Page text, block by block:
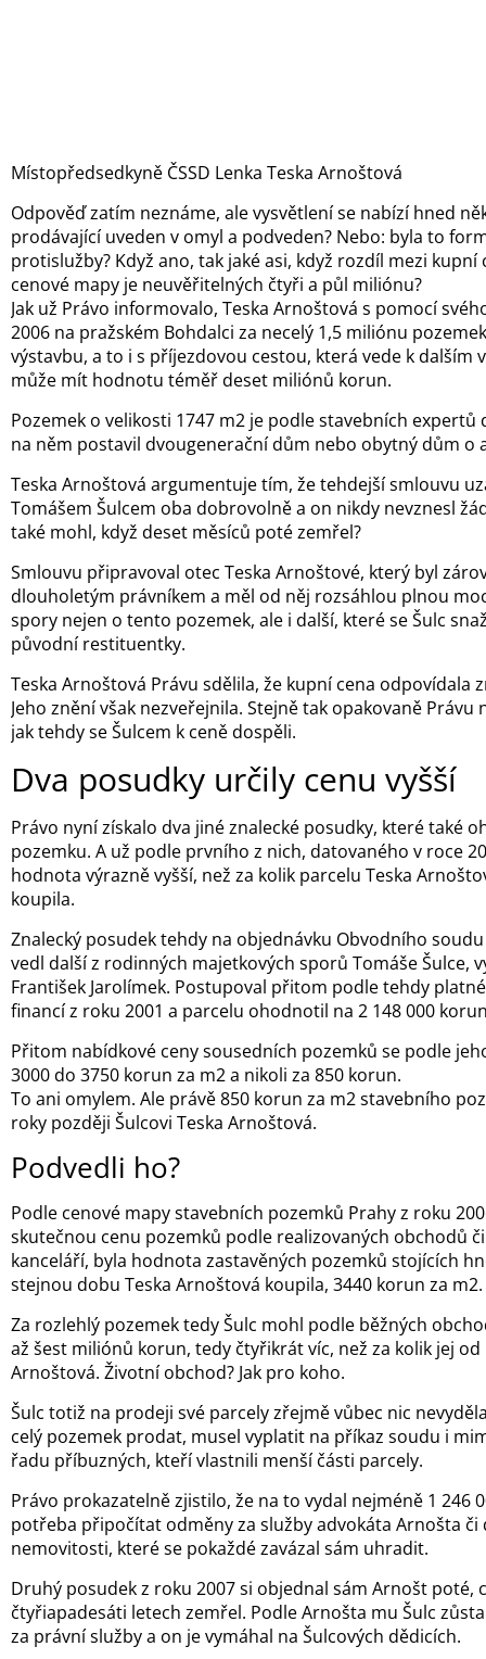
Místopředsedkyně ČSSD Lenka Teska Arnoštová
Odpověď zatím neznáme, ale vysvětlení se nabízí hned
prodávající uveden v omyl a podveden? Nebo: byla to
protislužby? Když ano, tak jaké asi, když rozdíl mezi
cenové mapy je neuvěřitelných čtyři a půl miliónu?
Jak už Právo informovalo, Teska Arnoštová s pomocí
2006 na pražském Bohdalci za necelý 1,5 miliónu
výstavbu, a to i s příjezdovou cestou, která vede k dalším
může mít hodnotu téměř deset miliónů korun.
Pozemek o velikosti 1747 m2 je podle stavebních expertů
na něm postavil dvougenerační dům nebo obytný dům o
Teska Arnoštová argumentuje tím, že tehdejší smlouvu
Tomášem Šulcem oba dobrovolně a on nikdy nevznesl
také mohl, když deset měsíců poté zemřel?
Smlouvu připravoval otec Teska Arnoštové, který byl
dlouholetým právníkem a měl od něj rozsáhlou plnou
spory nejen o tento pozemek, ale i další, které se Šulc
původní restituentky.
Teska Arnoštová Právu sdělila, že kupní cena odpovídala
Jeho znění však nezveřejnila. Stejně tak opakovaně
jak tehdy se Šulcem k ceně dospěli.
Dva posudky určily cenu vyšší
Právo nyní získalo dva jiné znalecké posudky, které také
pozemku. A už podle prvního z nich, datovaného v roce
hodnota výrazně vyšší, než za kolik parcelu Teska
koupila.
Znalecký posudek tehdy na objednávku Obvodního
vedl další z rodinných majetkových sporů Tomáše Šulce,
František Jarolímek. Postupoval přitom podle tehdy
financí z roku 2001 a parcelu ohodnotil na 2 148 000
Přitom nabídkové ceny sousedních pozemků se podle
3000 do 3750 korun za m2 a nikoli za 850 korun.
To ani omylem. Ale právě 850 korun za m2 stavebního
roky později Šulcovi Teska Arnoštová.
Podvedli ho?
Podle cenové mapy stavebních pozemků Prahy z roku
skutečnou cenu pozemků podle realizovaných obchodů
kanceláří, byla hodnota zastavěných pozemků stojících
stejnou dobu Teska Arnoštová koupila, 3440 korun za m2.
Za rozlehlý pozemek tedy Šulc mohl podle běžných
až šest miliónů korun, tedy čtyřikrát víc, než za kolik jej
Arnoštová. Životní obchod? Jak pro koho.
Šulc totiž na prodeji své parcely zřejmě vůbec nic
celý pozemek prodat, musel vyplatit na příkaz soudu i
řadu příbuzných, kteří vlastnili menší části parcely.
Právo prokazatelně zjistilo, že na to vydal nejméně 1 246
potřeba připočítat odměny za služby advokáta Arnošta či
nemovitosti, které se pokaždé zavázal sám uhradit.
Druhý posudek z roku 2007 si objednal sám Arnošt poté,
čtyřiapadesáti letech zemřel. Podle Arnošta mu Šulc
za právní služby a on je vymáhal na Šulcových dědicích.